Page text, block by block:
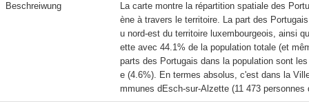
Beschreiwung
La carte montre la répartition spatiale des
ène à travers le territoire. La part des
u nord-est du territoire luxembourgeois, ainsi
ette avec 44.1% de la population totale (et
parts des Portugais dans la population sont
e (4.6%). En termes absolus, c'est dans la
mmunes dEsch-sur-Alzette (11 473